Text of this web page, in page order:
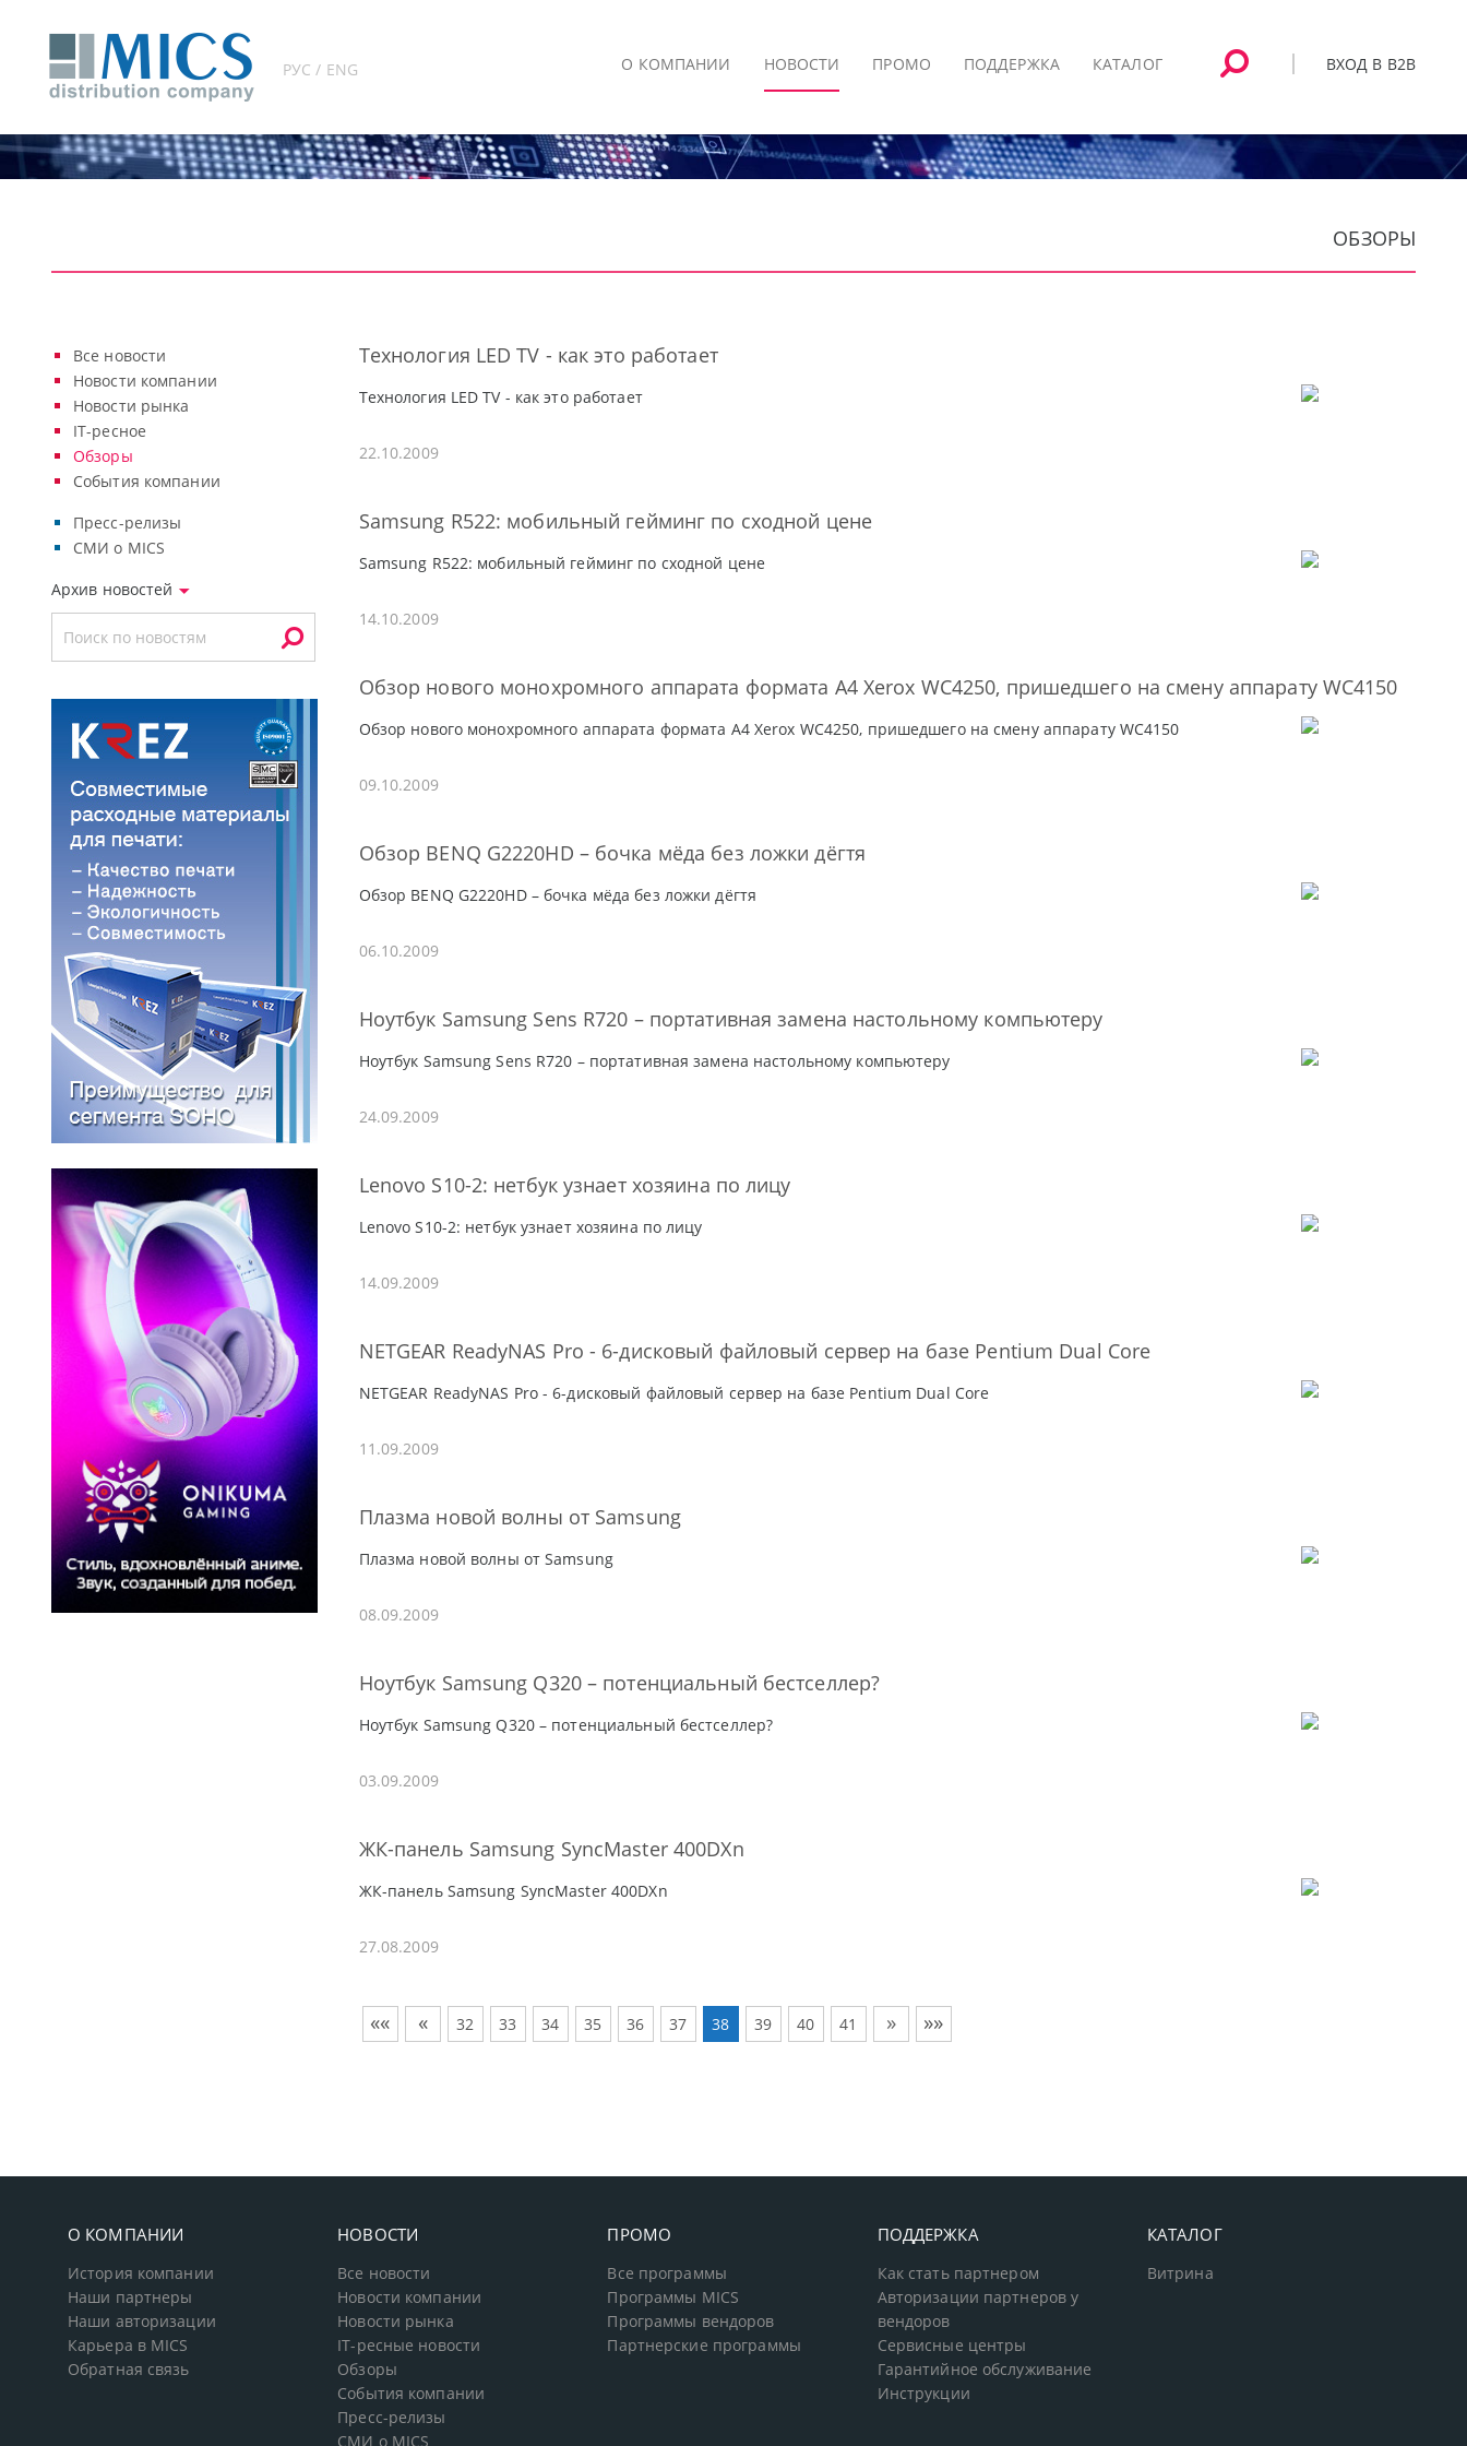
РУС / ENG ВХОД В B2B
О КОМПАНИИ НОВОСТИ ПРОМО ПОДДЕРЖКА КАТАЛОГ
ОБЗОРЫ
Все новости
Новости компании
Новости рынка
IT-ресное
Обзоры
События компании
Пресс-релизы
СМИ о MICS
Архив новостей
Технология LED TV - как это работает
Технология LED TV - как это работает
22.10.2009
Samsung R522: мобильный гейминг по сходной цене
Samsung R522: мобильный гейминг по сходной цене
14.10.2009
Обзор нового монохромного аппарата формата А4 Xerox WC4250, пришедшего на смену аппарату WC4150
Обзор нового монохромного аппарата формата А4 Xerox WC4250, пришедшего на смену аппарату WC4150
09.10.2009
Обзор BENQ G2220HD – бочка мёда без ложки дёгтя
Обзор BENQ G2220HD – бочка мёда без ложки дёгтя
06.10.2009
Ноутбук Samsung Sens R720 – портативная замена настольному компьютеру
Ноутбук Samsung Sens R720 – портативная замена настольному компьютеру
24.09.2009
Lenovo S10-2: нетбук узнает хозяина по лицу
Lenovo S10-2: нетбук узнает хозяина по лицу
14.09.2009
NETGEAR ReadyNAS Pro - 6-дисковый файловый сервер на базе Pentium Dual Core
NETGEAR ReadyNAS Pro - 6-дисковый файловый сервер на базе Pentium Dual Core
11.09.2009
Плазма новой волны от Samsung
Плазма новой волны от Samsung
08.09.2009
Ноутбук Samsung Q320 – потенциальный бестселлер?
Ноутбук Samsung Q320 – потенциальный бестселлер?
03.09.2009
ЖК-панель Samsung SyncMaster 400DXn
ЖК-панель Samsung SyncMaster 400DXn
27.08.2009
«« « 32 33 34 35 36 37 38 39 40 41 » »»
О КОМПАНИИ
История компании
Наши партнеры
Наши авторизации
Карьера в MICS
Обратная связь
НОВОСТИ
Все новости
Новости компании
Новости рынка
IT-ресные новости
Обзоры
События компании
Пресс-релизы
ПРОМО
Все программы
Программы MICS
Программы вендоров
Партнерские программы
ПОДДЕРЖКА
Как стать партнером
Авторизации партнеров у
вендоров
Сервисные центры
Гарантийное обслуживание
Инструкции
КАТАЛОГ
Витрина